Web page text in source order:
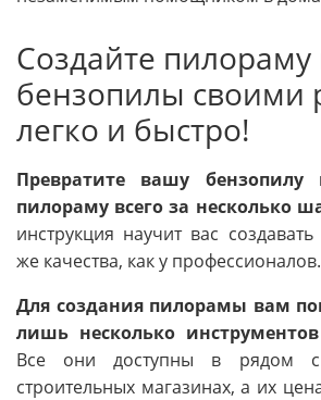
Создайте пилораму
бензопилы своими
легко и быстро!
Превратите вашу бензопилу
пилораму всего за несколько
инструкция научит вас
же качества, как у профессионалов.
Для создания пилорамы вам
лишь несколько
Все они доступны в рядом
строительных магазинах, а их